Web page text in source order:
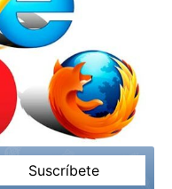
Suscríbete